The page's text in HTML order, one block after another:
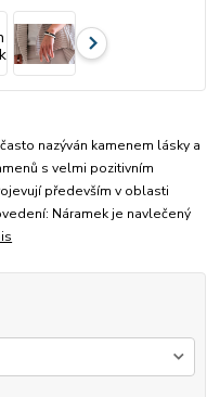
nazýván kamenem lásky a
s velmi pozitivním
především v oblasti
Náramek je navlečený